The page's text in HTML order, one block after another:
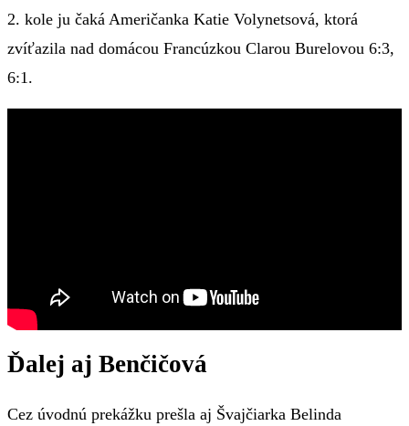
2. kole ju čaká Američanka Katie Volynetsová, ktorá
zvíťazila nad domácou Francúzkou Clarou Burelovou 6:3,
6:1.
Ďalej aj Benčičová
Cez úvodnú prekážku prešla aj Švajčiarka Belinda